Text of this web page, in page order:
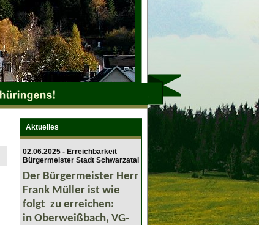
Aktuelles
02.06.2025 - Erreichbarkeit
Bürgermeister Stadt Schwarzatal
Der Bürgermeister Herr
Frank Müller ist wie
folgt zu erreichen:
in Oberweißbach, VG-